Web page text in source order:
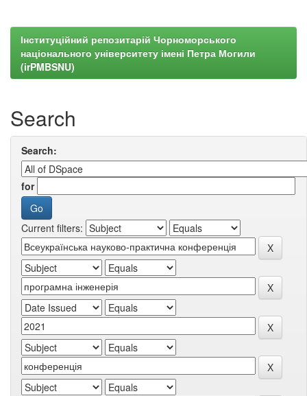
Інституційний репозитарій Чорноморського
національного університету імені Петра Могили
(irPMBSNU)
Search
Search:
for
Current filters: